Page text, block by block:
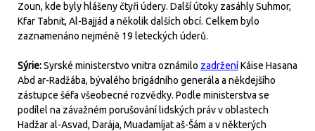
Zoun, kde byly hlášeny čtyři údery. Další útoky zasáhly Suhmor,
Kfar Tabnit, Al-Bajjád a několik dalších obcí. Celkem bylo
zaznamenáno nejméně 19 leteckých úderů.
Sýrie:Syrské ministerstvo vnitra oznámilo zadrženíKáise Hasana
Abd ar-Radžába, bývalého brigádního generála a někdejšího
zástupce šéfa všeobecné rozvědky. Podle ministerstva se
podílel na závažném porušování lidských práv v oblastech
Hadžar al-Asvad, Darája, Muadamíjat aš-Šám a v některých